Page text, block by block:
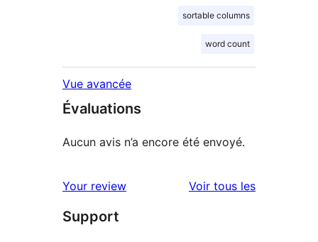
sortable columns
word count
Vue avancée
Évaluations
Aucun avis n’a encore été envoyé.
Your review Voir tous lesavis
Support